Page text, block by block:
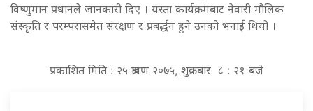
विष्णुमान प्रधानले जानकारी दिए । यस्ता कार्यक्रमबाट नेवारी मौलिक
संस्कृति र परम्परासमेत संरक्षण र प्रबर्द्धन हुने उनको भनाई थियो ।
प्रकाशित मिति : २५ श्रावण २०७५, शुक्रबार ८ : २१ बजे